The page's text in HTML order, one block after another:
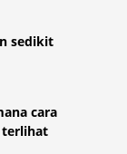
sedikit
cara
terlihat